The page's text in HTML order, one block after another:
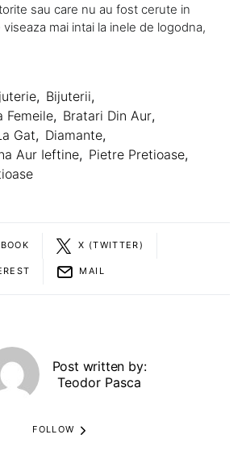
sau care nu au fost cerute in
mai intai la inele de logodna,
, Bijuterii,
Femeile, Bratari Din Aur,
Gat, Diamante,
Aur Ieftine, Pietre Pretioase,
X (TWITTER)
MAIL
Post written by:
Teodor Pasca
FOLLOW